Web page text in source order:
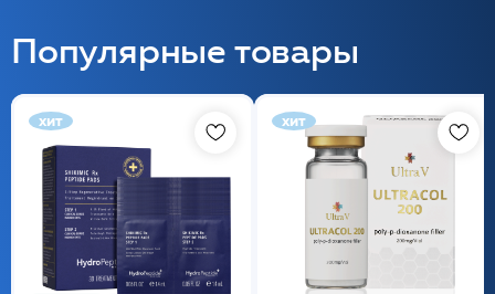
Популярные товары
хит хит